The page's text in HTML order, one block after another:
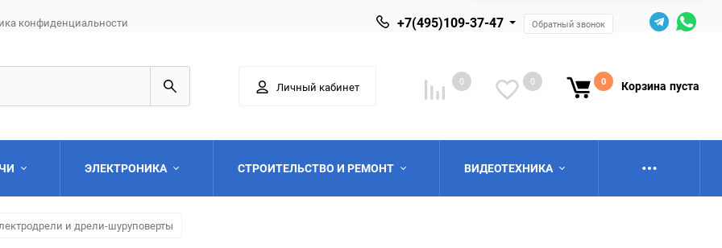
конфиденциальности +7(495)109-37-47 Обратный звонок
Личный кабинет 0 0 0 Корзина пуста
ЭЛЕКТРОНИКА СТРОИТЕЛЬСТВО И РЕМОНТ ВИДЕОТЕХНИКА
и дрели-шуруповерты